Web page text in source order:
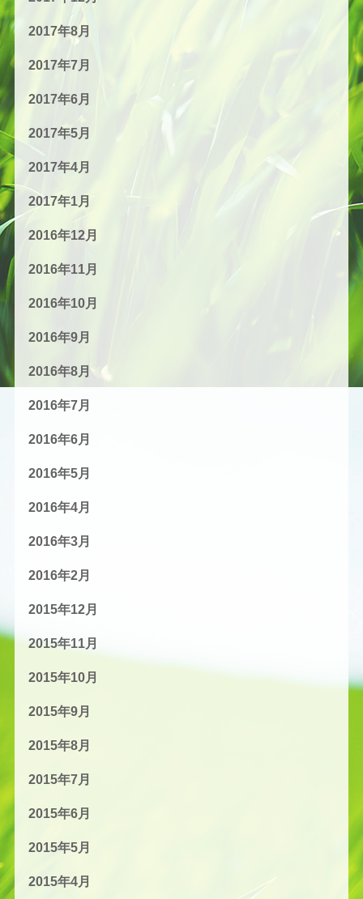
2017年8月
2017年7月
2017年6月
2017年5月
2017年4月
2017年1月
2016年12月
2016年11月
2016年10月
2016年9月
2016年8月
2016年7月
2016年6月
2016年5月
2016年4月
2016年3月
2016年2月
2015年12月
2015年11月
2015年10月
2015年9月
2015年8月
2015年7月
2015年6月
2015年5月
2015年4月